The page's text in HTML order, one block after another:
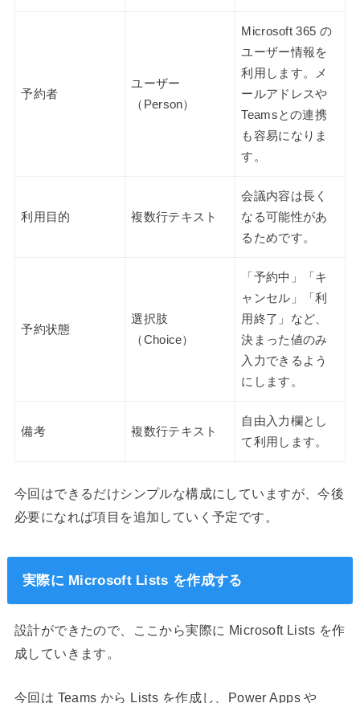
予約者
ユーザー
（Person）
Microsoft 365 の
ユーザー情報を
利用します。メ
ールアドレスや
Teamsとの連携
も容易になりま
す。
利用目的 複数行テキスト
会議内容は長く
なる可能性があ
るためです。
予約状態
選択肢
（Choice）
「予約中」「キ
ャンセル」「利
用終了」など、
決まった値のみ
入力できるよう
にします。
備考 複数行テキスト
自由入力欄とし
て利用します。
今回はできるだけシンプルな構成にしていますが、今後
必要になれば項目を追加していく予定です。
実際に Microsoft Lists を作成する
設計ができたので、ここから実際に Microsoft Lists を作
成していきます。
今回は Teams から Lists を作成し、Power Apps や